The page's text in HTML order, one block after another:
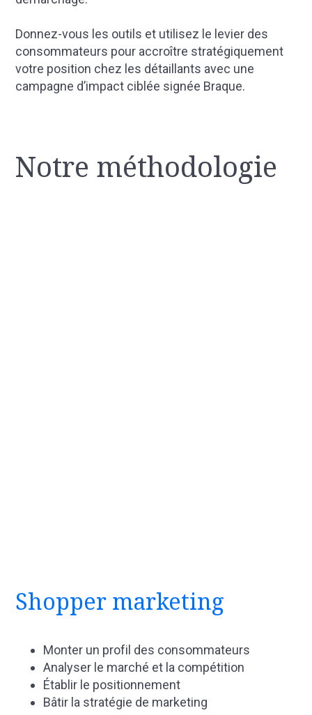
Donnez-vous les outils et utilisez le levier des
consommateurs pour accroître stratégiquement
votre position chez les détaillants avec une
campagne d’impact ciblée signée Braque.
Notre méthodologie
Shopper marketing
Monter un profil des consommateurs
Analyser le marché et la compétition
Établir le positionnement
Bâtir la stratégie de marketing